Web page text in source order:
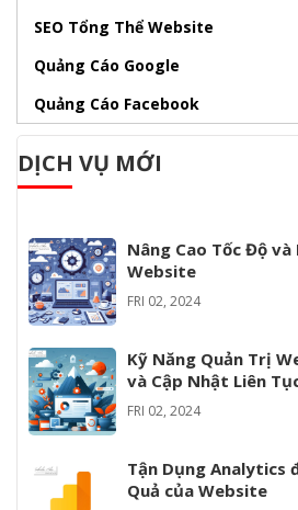
SEO Tổng Thể Website
Quảng Cáo Google
Quảng Cáo Facebook
DỊCH VỤ MỚI
Nâng Cao Tốc Độ và
Website
FRI 02, 2024
Kỹ Năng Quản Trị
và Cập Nhật Liên
FRI 02, 2024
Tận Dụng Analytics
Quả của Website